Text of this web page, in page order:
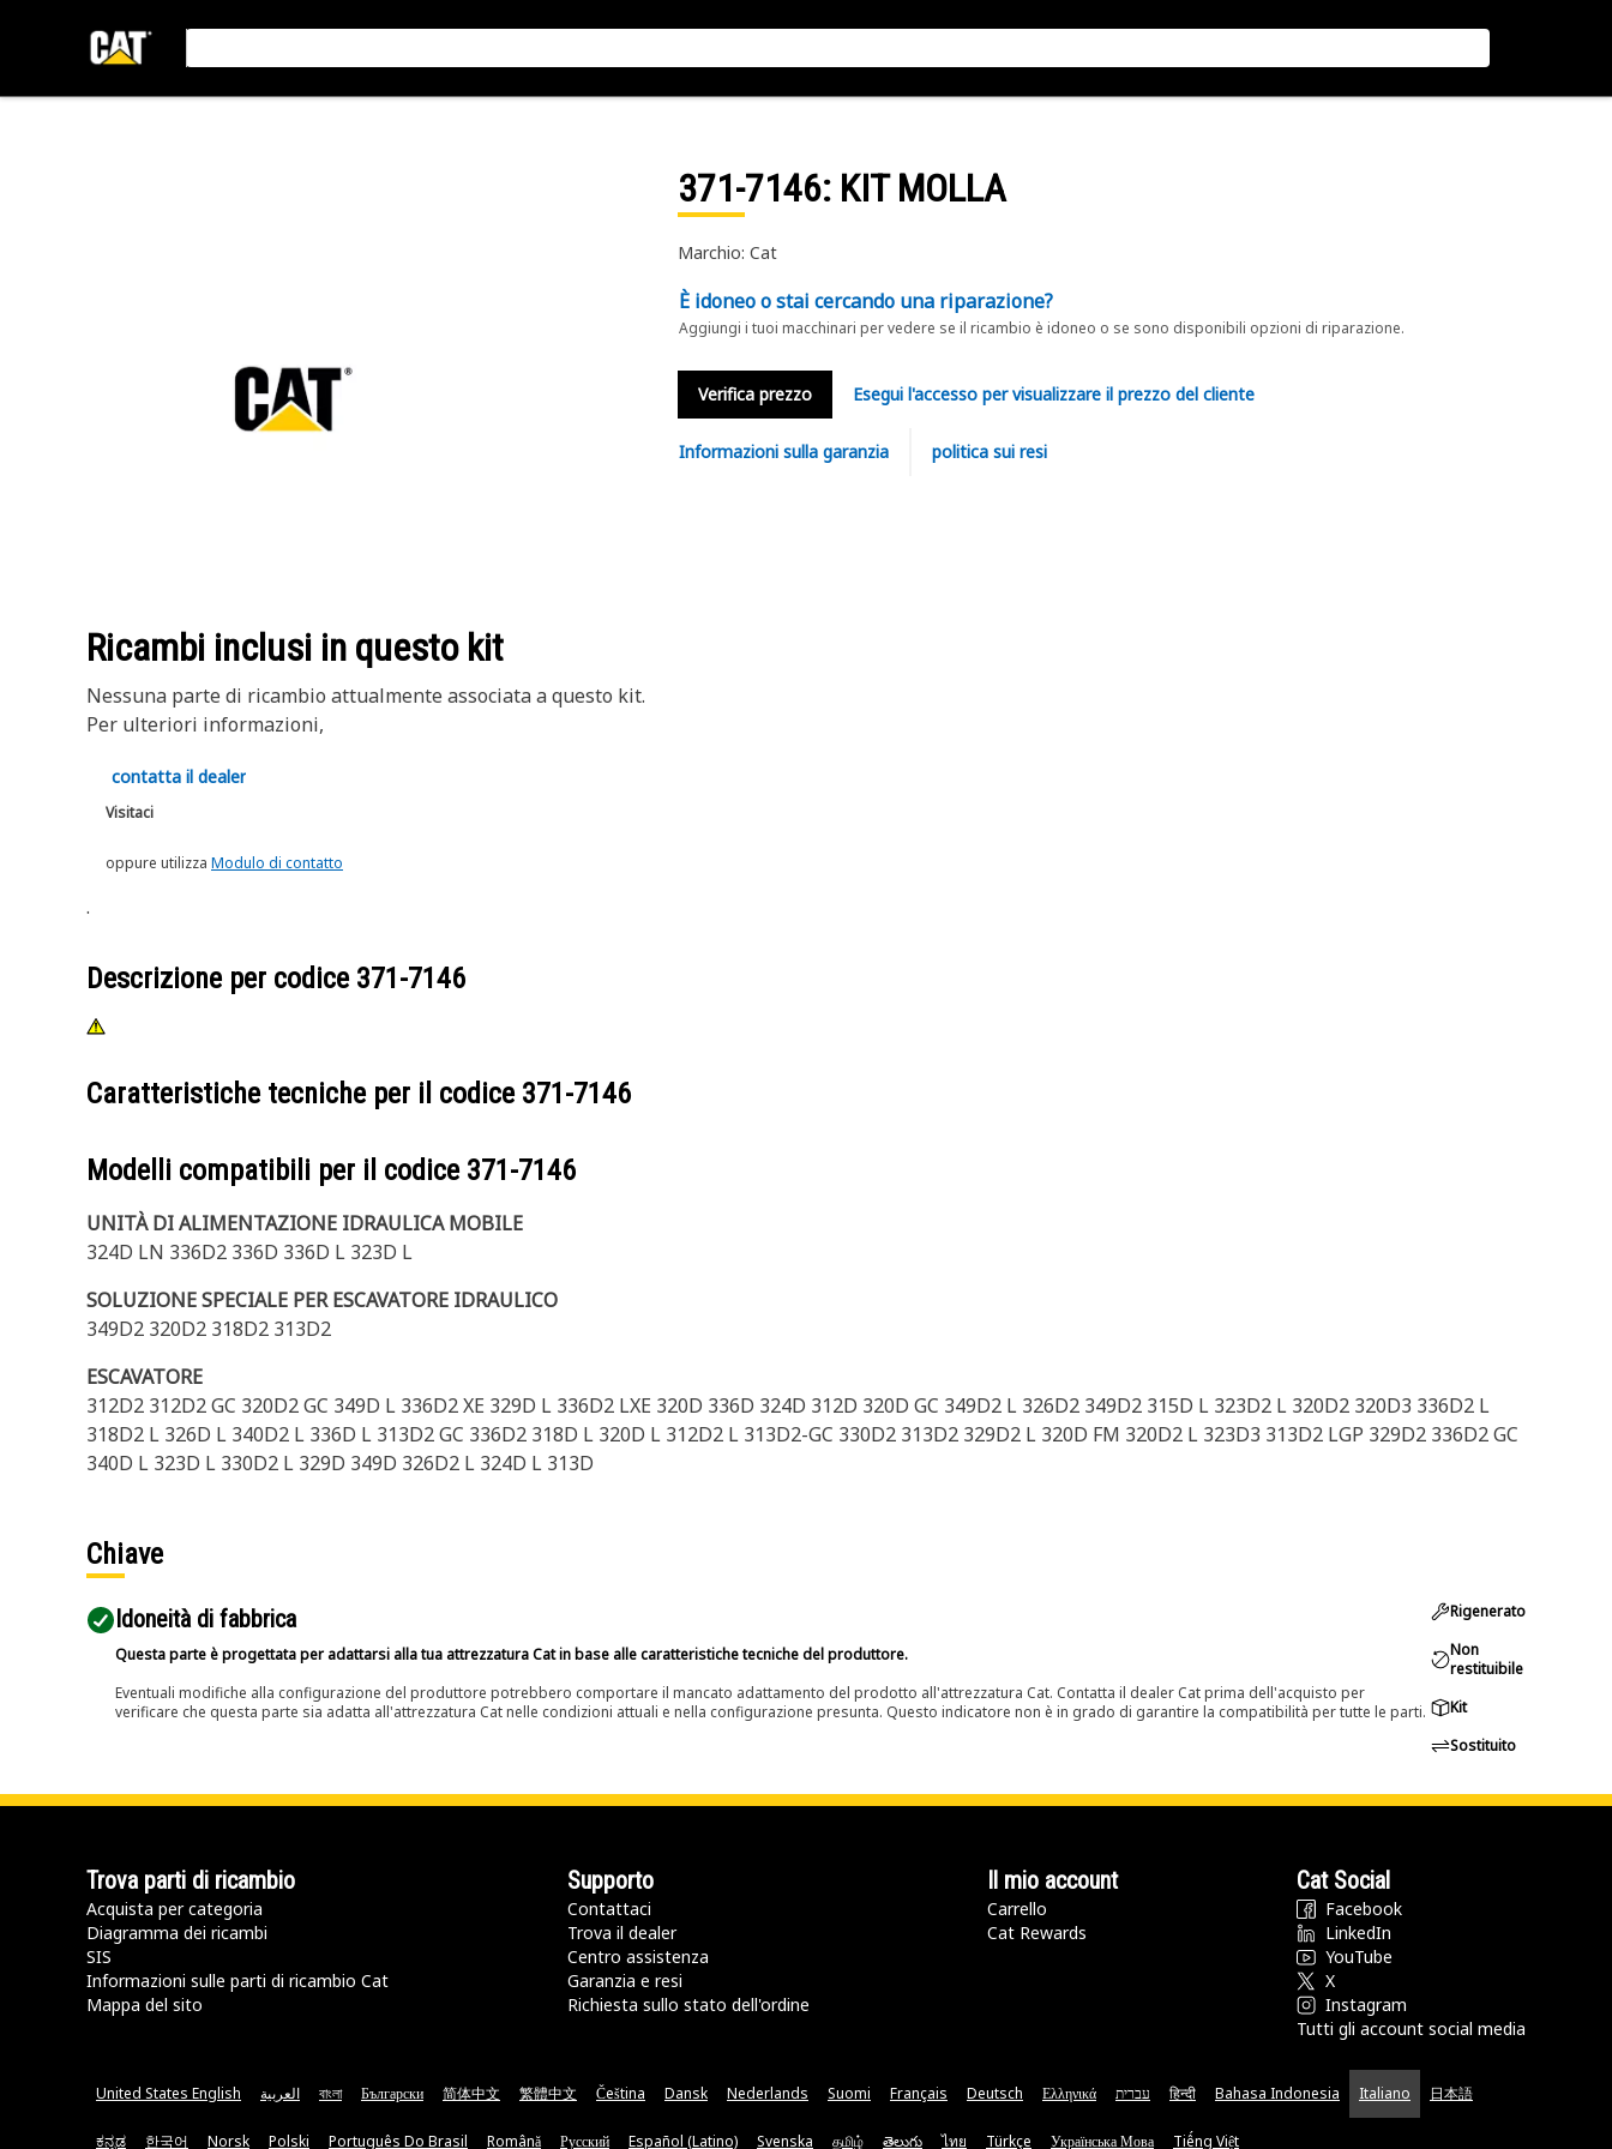
371-7146: KIT MOLLA
Marchio: Cat
È idoneo o stai cercando una riparazione?
Aggiungi i tuoi macchinari per vedere se il ricambio è idoneo o se sono disponibili opzioni di riparazione.
Verifica prezzo Esegui l'accesso per visualizzare il prezzo del cliente
Informazioni sulla garanzia politica sui resi
Ricambi inclusi in questo kit
Nessuna parte di ricambio attualmente associata a questo kit.
Per ulteriori informazioni,
contatta il dealer
Visitaci
oppure utilizza Modulo di contatto
.
Descrizione per codice 371-7146
Caratteristiche tecniche per il codice 371-7146
Modelli compatibili per il codice 371-7146
UNITÀ DI ALIMENTAZIONE IDRAULICA MOBILE
324D LN 336D2 336D 336D L 323D L
SOLUZIONE SPECIALE PER ESCAVATORE IDRAULICO
349D2 320D2 318D2 313D2
ESCAVATORE
312D2 312D2 GC 320D2 GC 349D L 336D2 XE 329D L 336D2 LXE 320D 336D 324D 312D 320D GC 349D2 L 326D2 349D2 315D L 323D2 L 320D2 320D3 336D2 L
318D2 L 326D L 340D2 L 336D L 313D2 GC 336D2 318D L 320D L 312D2 L 313D2-GC 330D2 313D2 329D2 L 320D FM 320D2 L 323D3 313D2 LGP 329D2 336D2 GC
340D L 323D L 330D2 L 329D 349D 326D2 L 324D L 313D
Chiave
Idoneità di fabbrica
Questa parte è progettata per adattarsi alla tua attrezzatura Cat in base alle caratteristiche tecniche del produttore.
Eventuali modifiche alla configurazione del produttore potrebbero comportare il mancato adattamento del prodotto all'attrezzatura Cat. Contatta il dealer Cat prima dell'acquisto per
verificare che questa parte sia adatta all'attrezzatura Cat nelle condizioni attuali e nella configurazione presunta. Questo indicatore non è in grado di garantire la compatibilità per tutte le parti.
Rigenerato
Non
restituibile
Kit
Sostituito
Trova parti di ricambio
Acquista per categoria
Diagramma dei ricambi
SIS
Informazioni sulle parti di ricambio Cat
Mappa del sito
Supporto
Contattaci
Trova il dealer
Centro assistenza
Garanzia e resi
Richiesta sullo stato dell'ordine
Il mio account
Carrello
Cat Rewards
Cat Social
Facebook
LinkedIn
YouTube
X
Instagram
Tutti gli account social media
United States English العربية বাংলা Български 简体中文 繁體中文 Čeština Dansk Nederlands Suomi Français Deutsch Ελληνικά עברית हिन्दी Bahasa Indonesia Italiano 日本語
ಕನ್ನಡ 한국어 Norsk Polski Português Do Brasil Română Русский Español (Latino) Svenska தமிழ் తెలుగు ไทย Türkçe Українська Мова Tiếng Việt